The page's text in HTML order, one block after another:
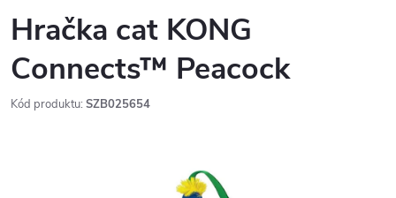
Hračka cat KONG
Connects™ Peacock
Kód produktu: SZB025654